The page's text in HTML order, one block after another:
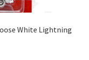
White Lightning